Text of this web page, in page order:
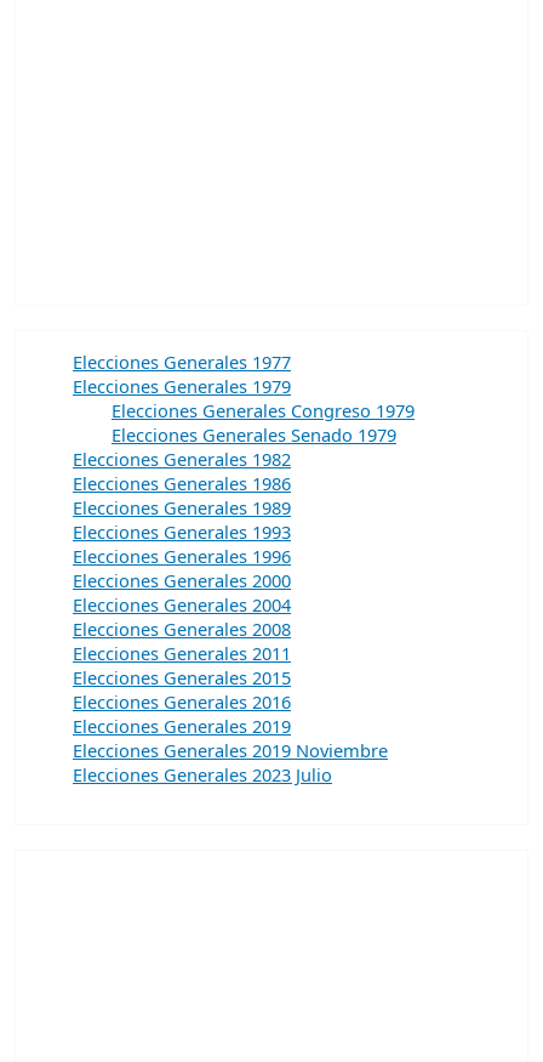
Elecciones Generales 1977
Elecciones Generales 1979
Elecciones Generales Congreso 1979
Elecciones Generales Senado 1979
Elecciones Generales 1982
Elecciones Generales 1986
Elecciones Generales 1989
Elecciones Generales 1993
Elecciones Generales 1996
Elecciones Generales 2000
Elecciones Generales 2004
Elecciones Generales 2008
Elecciones Generales 2011
Elecciones Generales 2015
Elecciones Generales 2016
Elecciones Generales 2019
Elecciones Generales 2019 Noviembre
Elecciones Generales 2023 Julio